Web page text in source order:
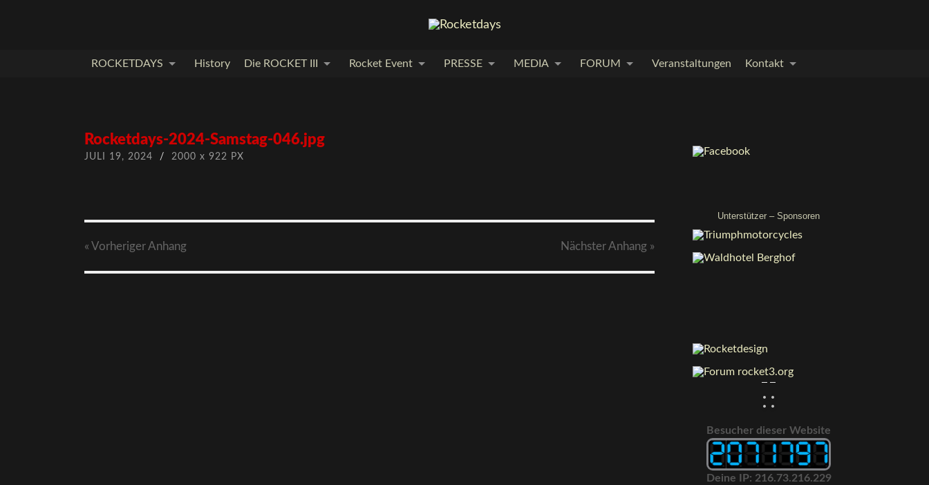
ROCKETDAYS History Die ROCKET III Rocket Event PRESSE MEDIA FORUM Veranstaltungen Kontakt
Rocketdays-2024-Samstag-046.jpg
JULI 19, 2024 / 2000 x 922 PX
« VorherigerAnhang NächsterAnhang »
Unterstützer – Sponsoren
: :
Besucher dieser Website
Deine IP: 216.73.216.229